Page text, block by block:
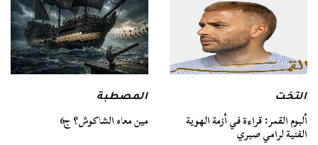
التخت
ألبوم القمر: قراءة في أزمة الهوية
الفنية لرامي صبري
المصطبة
مين معاه الشاكوش؟ ج6